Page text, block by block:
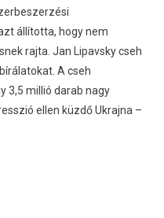
állította, hogy nem
rajta. Jan Lipavsky cseh
A cseh
3,5 millió darab nagy
ellen küzdő Ukrajna –